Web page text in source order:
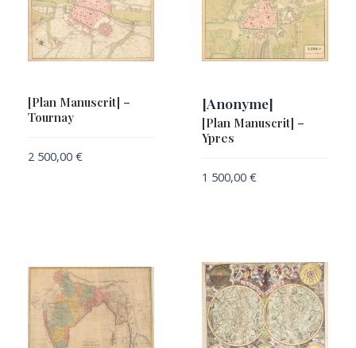
[Plan Manuscrit] –
Tournay
2 500,00 €
[Anonyme]
[Plan Manuscrit] –
Ypres
1 500,00 €